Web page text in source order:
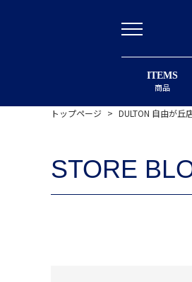
ITEMS
商品
トップページ > DULTON 自由が丘
STORE